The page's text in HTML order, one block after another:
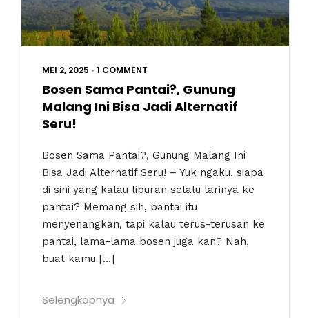
MEI 2, 2025 • 1 COMMENT
Bosen Sama Pantai?, Gunung
Malang Ini Bisa Jadi Alternatif
Seru!
Bosen Sama Pantai?, Gunung Malang Ini
Bisa Jadi Alternatif Seru! – Yuk ngaku, siapa
di sini yang kalau liburan selalu larinya ke
pantai? Memang sih, pantai itu
menyenangkan, tapi kalau terus-terusan ke
pantai, lama-lama bosen juga kan? Nah,
buat kamu […]
Selengkapnya